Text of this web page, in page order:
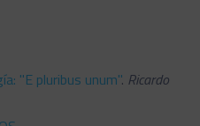
"E pluribus unum". Ricardo